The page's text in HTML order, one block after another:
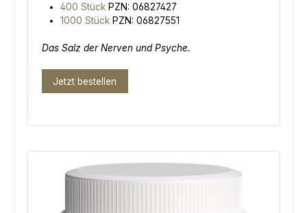
400 Stück PZN: 06827427
1000 Stück PZN: 06827551
Das Salz der Nerven und Psyche.
Jetzt bestellen